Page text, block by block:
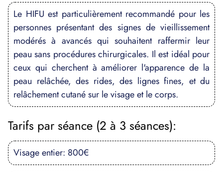
Le HIFU est particulièrement recommandé pour les
personnes présentant des signes de vieillissement
modérés à avancés qui souhaitent raffermir leur
peau sans procédures chirurgicales. Il est idéal pour
ceux qui cherchent à améliorer l'apparence de la
peau relâchée, des rides, des lignes fines, et du
relâchement cutané sur le visage et le corps.
Tarifs par séance (2 à 3 séances):
Visage entier: 800€